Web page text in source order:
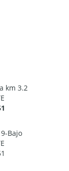
km 3.2
Bajo